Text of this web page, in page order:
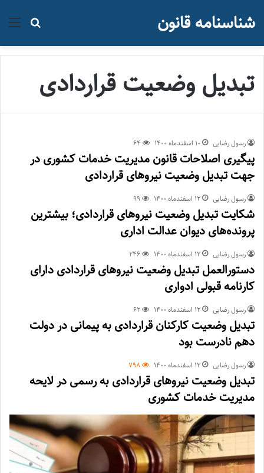
جستجو شناسنامه قانون
تبدیل وضعیت قراردادی
رسول رضایی ۱۰ اسفند‌ماه ۱۴۰۰ 64
پیگیری اصلاحات قانون مدیریت خدمات کشوری در
جهت تبدیل وضعیت نیروهای قراردادی
رسول رضایی ۱۲ اسفند‌ماه ۱۴۰۰ 99
شکایت تبدیل وضعیت نیروهای قراردادی؛ بیشترین
پرونده‌های دیوان عدالت اداری
رسول رضایی ۱۲ اسفند‌ماه ۱۴۰۰ 246
دستورالعمل تبدیل وضعیت نیروهای قراردادی دارای
کارنامه قبولی ادواری
رسول رضایی ۱۲ اسفند‌ماه ۱۴۰۰ 62
تبدیل وضعیت کارکنان قراردادی به پیمانی در دولت
دهم نادرست بود
رسول رضایی ۱۲ اسفند‌ماه ۱۴۰۰ 798
تبدیل وضعیت نیروهای قراردادی به رسمی در لایحه
مدیریت خدمات کشوری